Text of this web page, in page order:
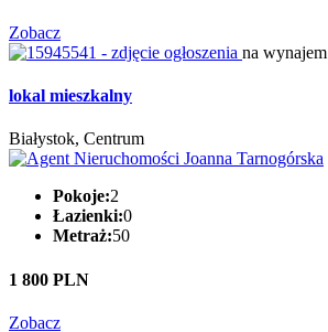
Zobacz
na wynajem
lokal mieszkalny
Białystok, Centrum
Pokoje:2
Łazienki:0
Metraż:50
1 800 PLN
Zobacz